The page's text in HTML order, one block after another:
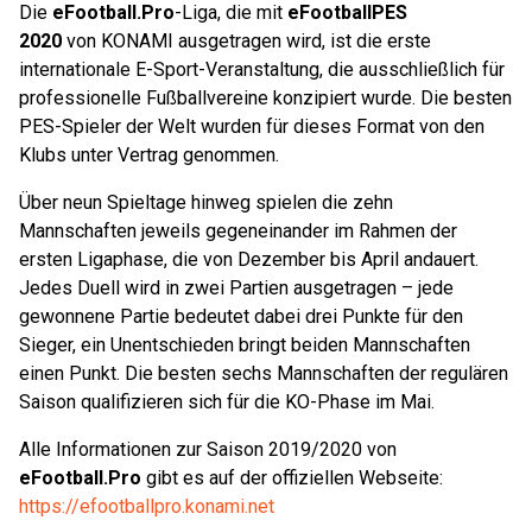
Die eFootball.Pro-Liga, die mit eFootball PES
2020 von KONAMI ausgetragen wird, ist die erste
internationale E-Sport-Veranstaltung, die ausschließlich für
professionelle Fußballvereine konzipiert wurde. Die besten
PES-Spieler der Welt wurden für dieses Format von den
Klubs unter Vertrag genommen.
Über neun Spieltage hinweg spielen die zehn
Mannschaften jeweils gegeneinander im Rahmen der
ersten Ligaphase, die von Dezember bis April andauert.
Jedes Duell wird in zwei Partien ausgetragen – jede
gewonnene Partie bedeutet dabei drei Punkte für den
Sieger, ein Unentschieden bringt beiden Mannschaften
einen Punkt. Die besten sechs Mannschaften der regulären
Saison qualifizieren sich für die KO-Phase im Mai.
Alle Informationen zur Saison 2019/2020 von
eFootball.Pro gibt es auf der offiziellen Webseite:
https://efootballpro.konami.net